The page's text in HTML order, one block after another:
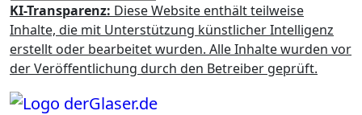
KI-Transparenz: Diese Website enthält teilweise
Inhalte, die mit Unterstützung künstlicher Intelligenz
erstellt oder bearbeitet wurden. Alle Inhalte wurden vor
der Veröffentlichung durch den Betreiber geprüft.